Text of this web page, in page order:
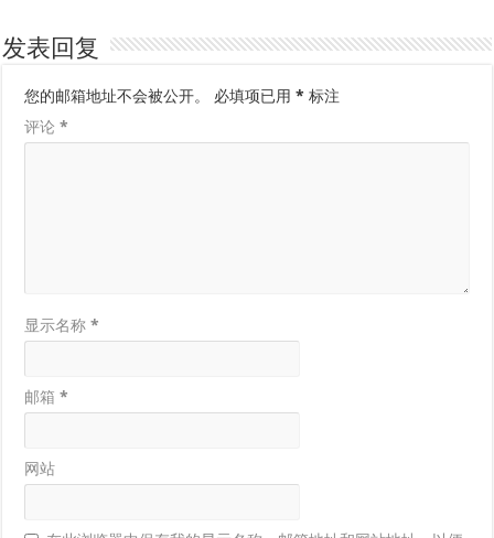
发表回复
您的邮箱地址不会被公开。 必填项已用* 标注
评论*
显示名称*
邮箱*
网站